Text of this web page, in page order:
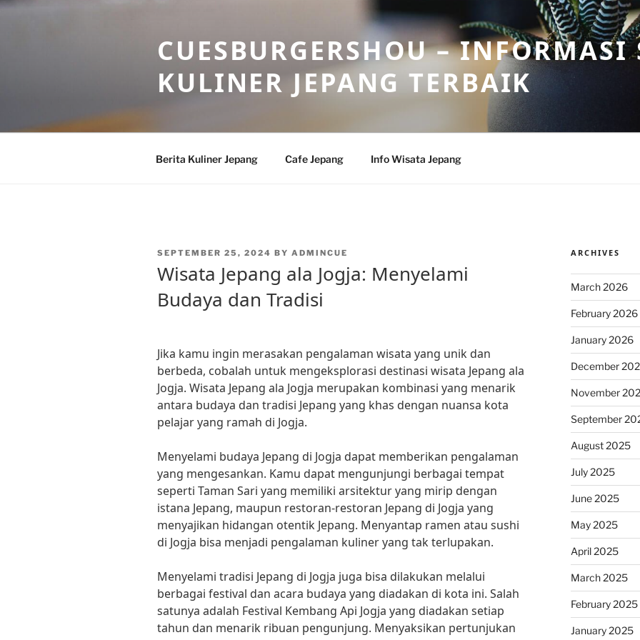
Skip
CUESBURGERSHOU – INFORMASI
KULINER JEPANG TERBAIK
Berita Kuliner Jepang Cafe Jepang Info Wisata Jepang
POSTED
SEPTEMBER 25, 2024 BY ADMINCUE
Wisata Jepang ala Jogja: Menyelami
Budaya dan Tradisi
Jika kamu ingin merasakan pengalaman wisata yang unik dan
berbeda, cobalah untuk mengeksplorasi destinasi wisata Jepang ala
Jogja. Wisata Jepang ala Jogja merupakan kombinasi yang menarik
antara budaya dan tradisi Jepang yang khas dengan nuansa kota
pelajar yang ramah di Jogja.
Menyelami budaya Jepang di Jogja dapat memberikan pengalaman
yang mengesankan. Kamu dapat mengunjungi berbagai tempat
seperti Taman Sari yang memiliki arsitektur yang mirip dengan
istana Jepang, maupun restoran-restoran Jepang di Jogja yang
menyajikan hidangan otentik Jepang. Menyantap ramen atau sushi
di Jogja bisa menjadi pengalaman kuliner yang tak terlupakan.
Menyelami tradisi Jepang di Jogja juga bisa dilakukan melalui
berbagai festival dan acara budaya yang diadakan di kota ini. Salah
satunya adalah Festival Kembang Api Jogja yang diadakan setiap
tahun dan menarik ribuan pengunjung. Menyaksikan pertunjukan
ARCHIVES
March 2026
February 2026
January 2026
December
November
September
August 2025
July 2025
June 2025
May 2025
April 2025
March 2025
February 2025
January 2025